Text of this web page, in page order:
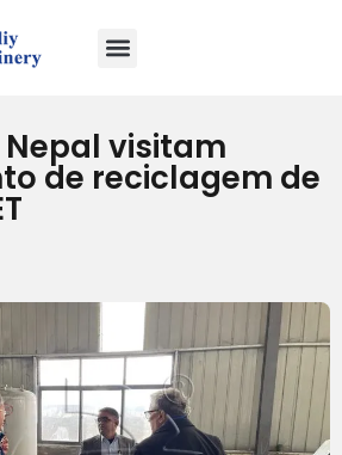
visitam
de reciclagem de